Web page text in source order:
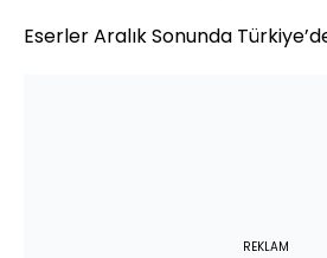
Eserler Aralık Sonunda
REKLAM